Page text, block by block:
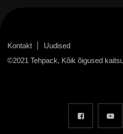
Kontakt
Uudised
©2021 Tehpack, Kõik õigused